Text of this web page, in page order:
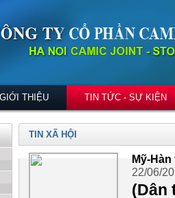
GIỚI THIỆU TIN TỨC - SỰ KIỆN
TIN XÃ HỘI
Mỹ-
22/06/
(Dân